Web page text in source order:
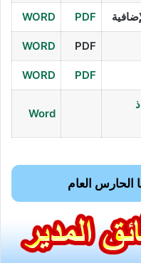
PDF
WORD
PDF
WORD
PDF
WORD
Word
الحارس العام